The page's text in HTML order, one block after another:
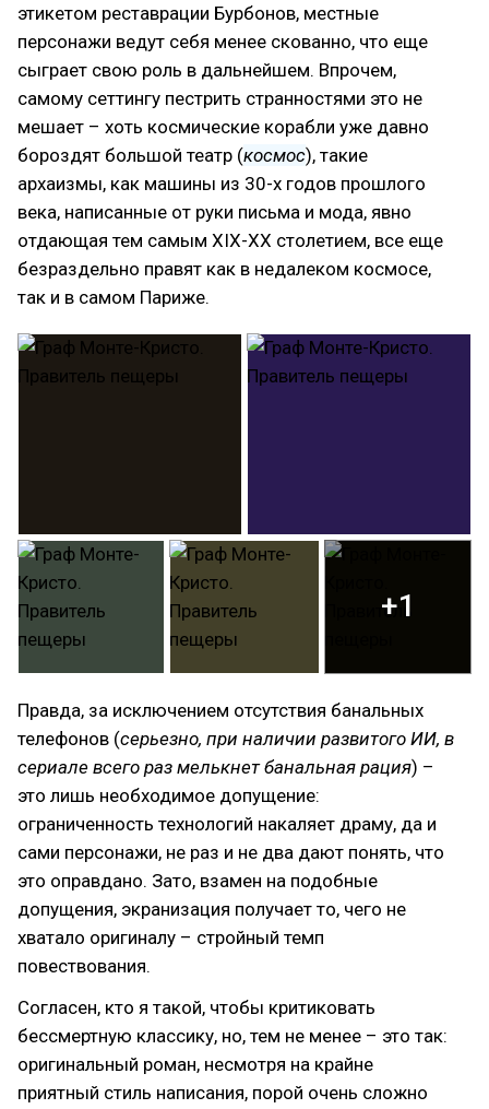
этикетом реставрации Бурбонов, местные
персонажи ведут себя менее скованно, что еще
сыграет свою роль в дальнейшем. Впрочем,
самому сеттингу пестрить странностями это не
мешает – хоть космические корабли уже давно
бороздят большой театр (космос), такие
архаизмы, как машины из 30-х годов прошлого
века, написанные от руки письма и мода, явно
отдающая тем самым XIX-XX столетием, все еще
безраздельно правят как в недалеком космосе,
так и в самом Париже.
+1
Правда, за исключением отсутствия банальных
телефонов (серьезно, при наличии развитого ИИ, в
сериале всего раз мелькнет банальная рация) –
это лишь необходимое допущение:
ограниченность технологий накаляет драму, да и
сами персонажи, не раз и не два дают понять, что
это оправдано. Зато, взамен на подобные
допущения, экранизация получает то, чего не
хватало оригиналу – стройный темп
повествования.
Согласен, кто я такой, чтобы критиковать
бессмертную классику, но, тем не менее – это так:
оригинальный роман, несмотря на крайне
приятный стиль написания, порой очень сложно